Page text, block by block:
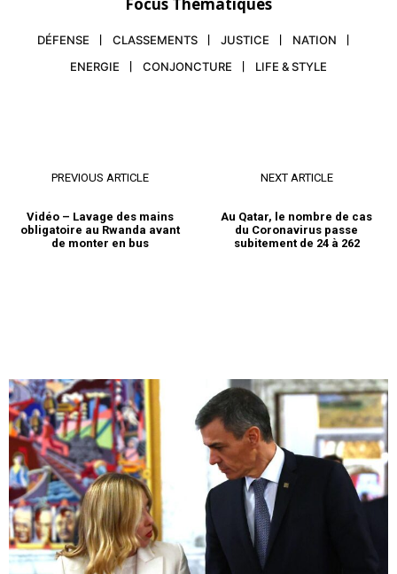
DÉFENSE CLASSEMENTS JUSTICE
NATION
ENERGIE
CONJONCTURE LIFE & STYLE
PREVIOUS ARTICLE
Vidéo – Lavage des mains
obligatoire au Rwanda avant
de monter en bus
NEXT ARTICLE
Au Qatar, le nombre de cas
du Coronavirus passe
subitement de 24 à 262